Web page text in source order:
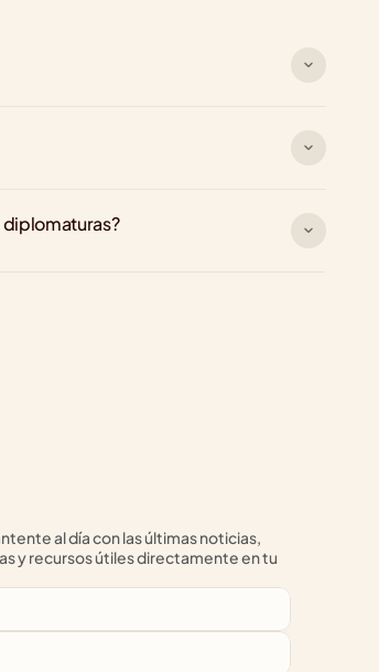
diplomaturas?
al día con las últimas noticias,
y recursos útiles directamente en tu